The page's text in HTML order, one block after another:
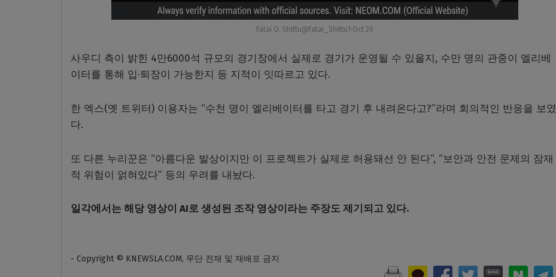
Fatai O. Shittu@fatai_Shittu1·Oct 20
사우디 측이 밝힌 4만6000석 규모의 경기장에서 실제로 경기가 운영될 수 있을지, 수만 명의 관중이 엘리베
이터를 통해 입·퇴장이 가능한지 등 지적이 잇따르고 있다.
한 엑스(옛 트위터) 이용자는 “수천 명이 엘리베이터를 타고 경기 후 내려온다고?”라며 회의적인 반응을 보였
다.
또 다른 누리꾼은 “아름다운 발상이지만 이 프로젝트가 실제로 허용돼선 안 된다”, “보안과 안전 문제의 잠재
적 위험이 얽혀있다” 등의 우려를 내놨다.
일각에서는 해당 영상이 AI로 생성된 조작 영상이라는 주장도 제기되고 있다.
- Copyright © KNEWSLA.COM, 무단 전재 및 재배포 금지